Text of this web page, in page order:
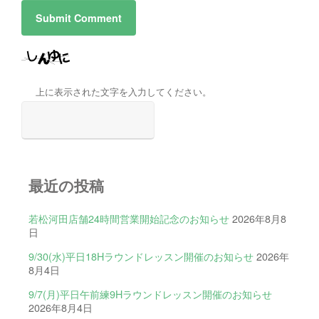
上に表示された文字を入力してください。
最近の投稿
若松河田店舗24時間営業開始記念のお知らせ 2026年8月8
日
9/30(水)平日18Hラウンドレッスン開催のお知らせ 2026年
8月4日
9/7(月)平日午前練9Hラウンドレッスン開催のお知らせ
2026年8月4日